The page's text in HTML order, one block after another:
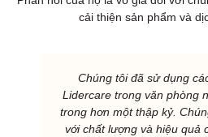
cải thiện sản phẩm và
Chúng tôi đã sử dụng
Lidercare trong văn phòng
trong hơn một thập kỷ.
với chất lượng và hiệu quả